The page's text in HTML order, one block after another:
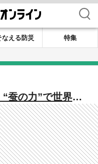
検索
なえる防災
特集
“蚕の力”で世界初
ベンチャー『ノロ
】